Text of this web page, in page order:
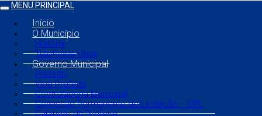
MENU PRINCIPAL
Início
O Município
História
Telefones Úteis
Governo Municipal
Prefeito
Vice Prefeito
Controladoria Municipal
Comissão Permanente de Licitação – CPL
Gabinete do Prefeito